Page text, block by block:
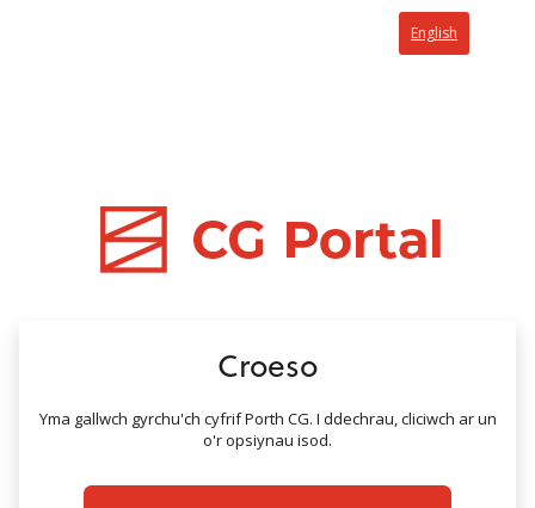
Croeso
Yma gallwch gyrchu'ch cyfrif Porth CG. I ddechrau, cliciwch ar un
o'r opsiynau isod.
English